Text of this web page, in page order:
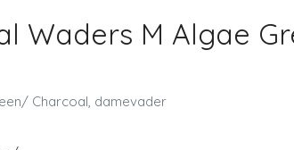
Waders M Algae
Charcoal, damevader